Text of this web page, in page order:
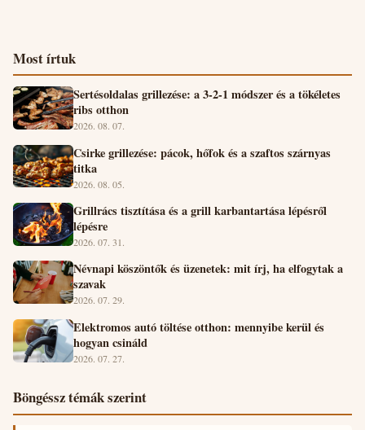
Most írtuk
Sertésoldalas grillezése: a 3-2-1 módszer és a tökéletes
ribs otthon
2026. 08. 07.
Csirke grillezése: pácok, hőfok és a szaftos szárnyas
titka
2026. 08. 05.
Grillrács tisztítása és a grill karbantartása lépésről
lépésre
2026. 07. 31.
Névnapi köszöntők és üzenetek: mit írj, ha elfogytak a
szavak
2026. 07. 29.
Elektromos autó töltése otthon: mennyibe kerül és
hogyan csináld
2026. 07. 27.
Böngéssz témák szerint